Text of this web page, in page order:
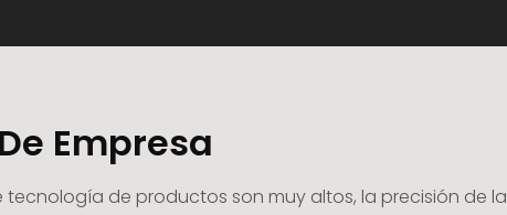
Empresa
de productos son muy altos, la precisión de la